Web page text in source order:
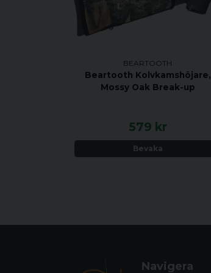
BEARTOOTH
Beartooth Kolvkamshöjare,
Mossy Oak Break-up
579 kr
Bevaka
Navigera